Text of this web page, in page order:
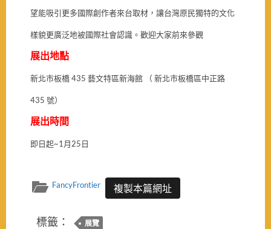
望能吸引更多國際創作者來台取材，讓台灣原民獨特的文化
樣貌更廣泛地被國際社會認識。歡迎大家前來參觀
展出地點
新北市板橋 435 藝文特區新海館 （ 新北市板橋區中正路
435 號）
展出時間
即日起~1月25日
FancyFrontier 複製本篇網址
標籤： 展覽